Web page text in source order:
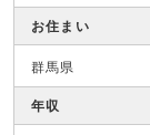
お住まい
群馬県
年収